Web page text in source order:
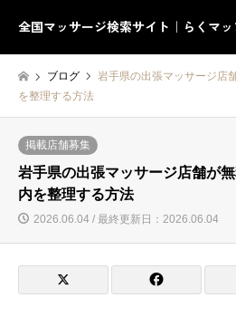
全国マッサージ検索サイト｜らくマッ
ブログ
岩手県の出張マッサージ店
を整理する方法
掲載店舗募集
岩手県の出張マッサージ店舗が
内を整理する方法
2026.06.04 / 最終更新日：2026.06.04